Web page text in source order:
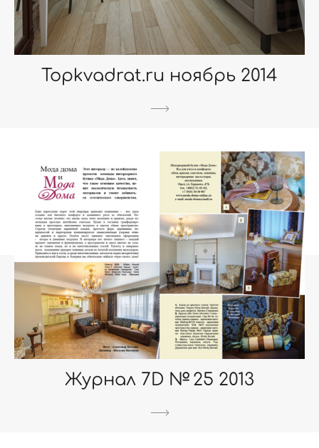
Topkvadrat.ru ноябрь 2014
Журнал 7D № 25 2013